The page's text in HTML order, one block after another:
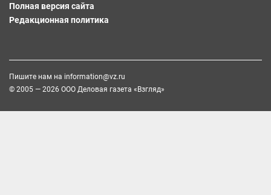
Полная версия сайта
Редакционная политика
Пишите нам на information@vz.ru
© 2005 — 2026 ООО Деловая газета «Взгляд»